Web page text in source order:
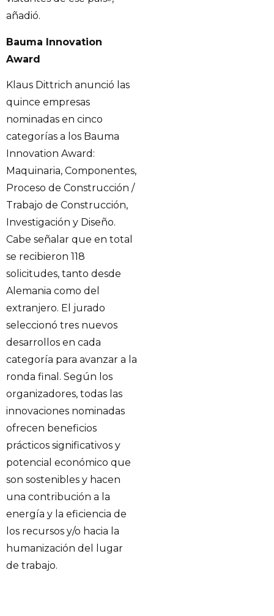
añadió.
Bauma Innovation
Award
Klaus Dittrich anunció las
quince empresas
nominadas en cinco
categorías a los Bauma
Innovation Award:
Maquinaria, Componentes,
Proceso de Construcción /
Trabajo de Construcción,
Investigación y Diseño.
Cabe señalar que en total
se recibieron 118
solicitudes, tanto desde
Alemania como del
extranjero. El jurado
seleccionó tres nuevos
desarrollos en cada
categoría para avanzar a la
ronda final. Según los
organizadores, todas las
innovaciones nominadas
ofrecen beneficios
prácticos significativos y
potencial económico que
son sostenibles y hacen
una contribución a la
energía y la eficiencia de
los recursos y/o hacia la
humanización del lugar
de trabajo.